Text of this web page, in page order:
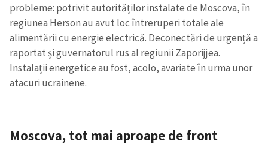
probleme: potrivit autorităților instalate de Moscova, în
regiunea Herson au avut loc întreruperi totale ale
alimentării cu energie electrică. Deconectări de urgență a
raportat și guvernatorul rus al regiunii Zaporijjea.
Instalații energetice au fost, acolo, avariate în urma unor
atacuri ucrainene.
Moscova, tot mai aproape de front